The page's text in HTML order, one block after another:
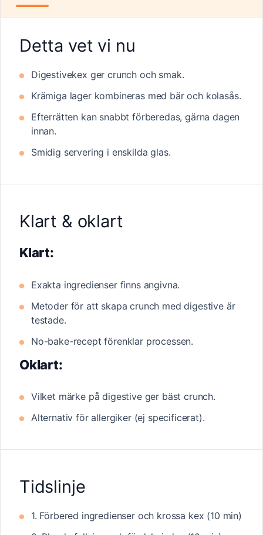
Detta vet vi nu
Digestivekex ger crunch och smak.
Krämiga lager kombineras med bär och kolasås.
Efterrätten kan snabbt förberedas, gärna dagen
innan.
Smidig servering i enskilda glas.
Klart & oklart
Klart:
Exakta ingredienser finns angivna.
Metoder för att skapa crunch med digestive är
testade.
No-bake-recept förenklar processen.
Oklart:
Vilket märke på digestive ger bäst crunch.
Alternativ för allergiker (ej specificerat).
Tidslinje
1. Förbered ingredienser och krossa kex (10 min)